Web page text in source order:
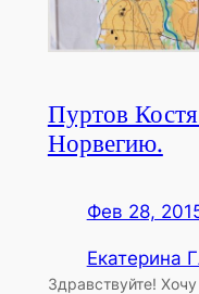
Пуртов
Норвегию.
Фев 28,
Екатерина
Здравствуйте!